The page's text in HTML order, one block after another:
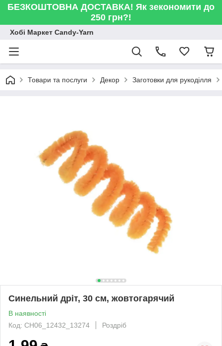
БЕЗКОШТОВНА ДОСТАВКА! Як зекономити до
250 грн?!
Хобі Маркет Candy-Yarn
Товари та послуги Декор Заготовки для рукоділля
Синельний дріт, 30 см, жовтогарячий
В наявності
Код: CH06_12432_13274
Роздріб